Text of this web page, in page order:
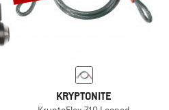
KRYPTONITE